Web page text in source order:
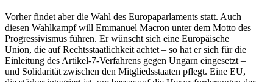
Vorher findet aber die Wahl des Europa­par­la­ments statt. Auch
diesen Wahlkampf will Emmanuel Macron unter dem Motto des
Progres­si­vismus führen. Er wünscht sich eine Europäische
Union, die auf Rechts­staat­lichkeit achtet – so hat er sich für die
Einleitung des Artikel-7-Verfahrens gegen Ungarn einge­setzt –
und Solida­rität zwischen den Mitglieds­staaten pflegt. Eine EU,